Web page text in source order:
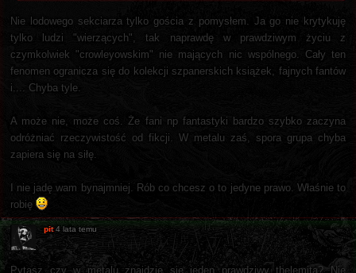
Nie lodowego sekciarza tylko gościa z pomysłem. Ja go nie krytykuję
tylko ludzi "wierzących", tak naprawdę w prawdziwym życiu z
czymkolwiek "crowleyowskim" nie mających nic wspólnego. Cały ten
fenomen ogranicza się do kolekcji szpanerskich książek, fajnych fantów
i.... Chyba tyle.
A może nie, może coś. Że fani np fantastyki bardzo szybko zaczyna
odróżniać rzeczywistość od fikcji. W metalu zaś, spora grupa chyba
zapiera się na siłę.
I nie jadę wam bynajmniej. Rób co chcesz o to jedyne prawo. Właśnie to
robię
pit 4 lata temu
Pytasz czy w metalu znajdzie się jeden prawdziwy thelemita? Nie